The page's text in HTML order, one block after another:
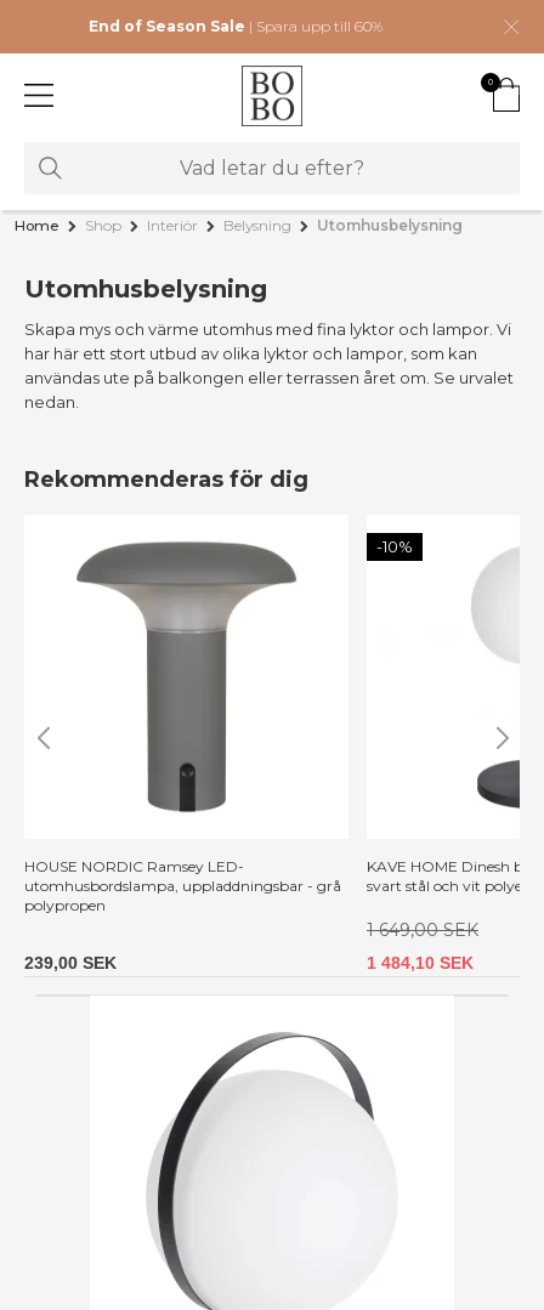
End of Season Sale | Spara upp till 60%
0
Home Shop Interiör Belysning Utomhusbelysning
Utomhusbelysning
Skapa mys och värme utomhus med fina lyktor och lampor. Vi
har här ett stort utbud av olika lyktor och lampor, som kan
användas ute på balkongen eller terrassen året om. Se urvalet
nedan.
Rekommenderas för dig
HOUSE NORDIC Ramsey LED-
utomhusbordslampa, uppladdningsbar - grå
polypropen
239,00 SEK
-10%
KAVE HOME Dinesh
svart stål och vit
1 649,00 SEK
1 484,10 SEK